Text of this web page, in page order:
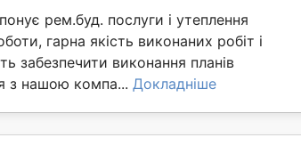
рем.буд. послуги і утеплення
гарна якість виконаних робіт і
забезпечити виконання планів
з нашою компа... Докладніше